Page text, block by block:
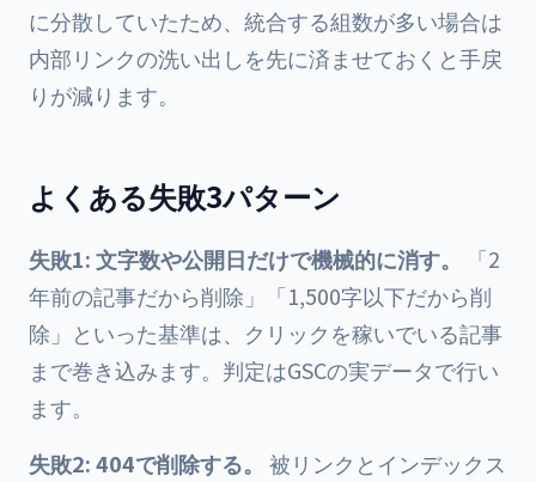
に分散していたため、統合する組数が多い場合は
内部リンクの洗い出しを先に済ませておくと手戻
りが減ります。
よくある失敗3パターン
失敗1: 文字数や公開日だけで機械的に消す。
「2
年前の記事だから削除」「1,500字以下だから削
除」といった基準は、クリックを稼いでいる記事
まで巻き込みます。判定はGSCの実データで行い
ます。
失敗2: 404で削除する。 被リンクとインデックス